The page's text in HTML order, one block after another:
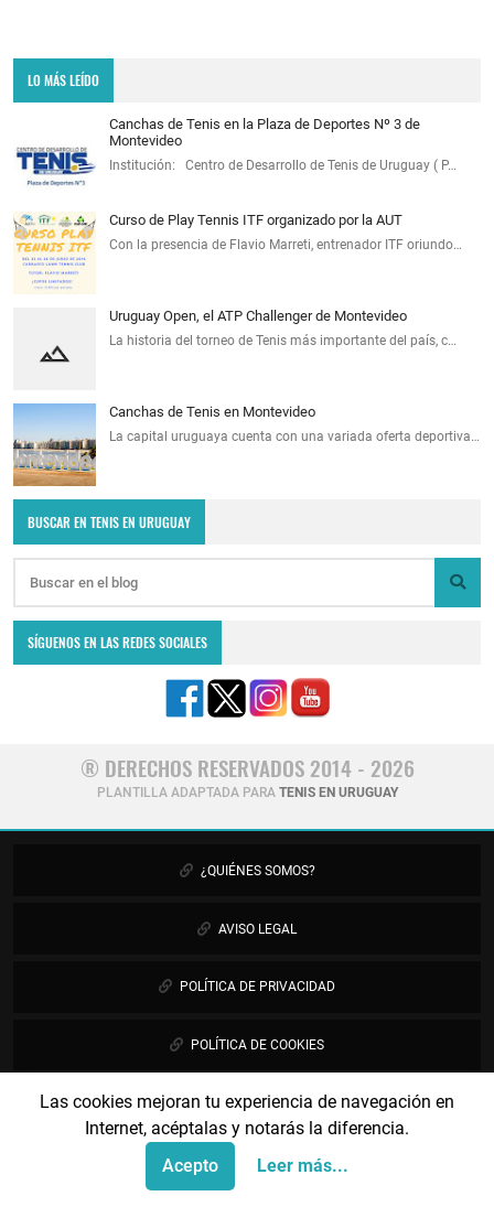
Las cookies mejoran tu experiencia de navegación en
Internet, acéptalas y notarás la diferencia.
Acepto
Leer más...
LO MÁS LEÍDO
Canchas de Tenis en la Plaza de Deportes Nº 3 de
Montevideo
Institución: Centro de Desarrollo de Tenis de Uruguay ( P…
Curso de Play Tennis ITF organizado por la AUT
Con la presencia de Flavio Marreti, entrenador ITF oriundo…
Uruguay Open, el ATP Challenger de Montevideo
La historia del torneo de Tenis más importante del país, c…
Canchas de Tenis en Montevideo
La capital uruguaya cuenta con una variada oferta deportiva…
BUSCAR EN TENIS EN URUGUAY
SÍGUENOS EN LAS REDES SOCIALES
® DERECHOS RESERVADOS 2014 - 2026
PLANTILLA ADAPTADA PARA TENIS EN URUGUAY
¿QUIÉNES SOMOS?
AVISO LEGAL
POLÍTICA DE PRIVACIDAD
POLÍTICA DE COOKIES
PUBLICIDAD
CONTÁCTANOS